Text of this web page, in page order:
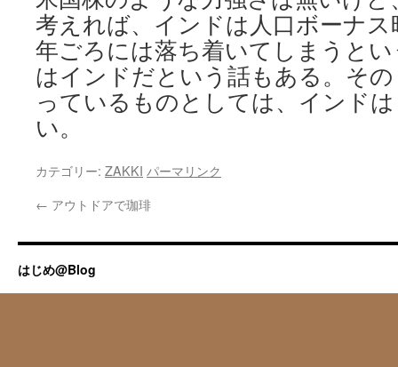
考えれば、インドは人口ボーナス
年ごろには落ち着いてしまうと
はインドだという話もある。そ
っているものとしては、インド
い。
カテゴリー: ZAKKI パーマリンク
← アウトドアで珈琲
はじめ@Blog